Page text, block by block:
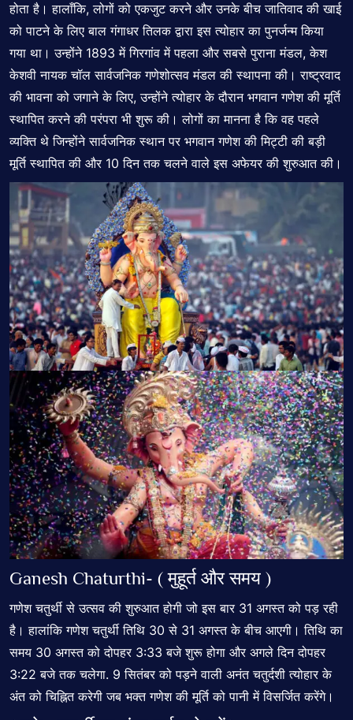
होता है। हालाँकि, लोगों को एकजुट करने और उनके बीच जातिवाद की खाई
को पाटने के लिए बाल गंगाधर तिलक द्वारा इस त्योहार का पुनर्जन्म किया
गया था। उन्होंने 1893 में गिरगांव में पहला और सबसे पुराना मंडल, केश
केशवी नायक चॉल सार्वजनिक गणेशोत्सव मंडल की स्थापना की। राष्ट्रवाद
की भावना को जगाने के लिए, उन्होंने त्योहार के दौरान भगवान गणेश की मूर्ति
स्थापित करने की परंपरा भी शुरू की। लोगों का मानना है कि वह पहले
व्यक्ति थे जिन्होंने सार्वजनिक स्थान पर भगवान गणेश की मिट्टी की बड़ी
मूर्ति स्थापित की और 10 दिन तक चलने वाले इस अफेयर की शुरुआत की।
Ganesh Chaturthi- ( मुहूर्त और समय )
गणेश चतुर्थी से उत्सव की शुरुआत होगी जो इस बार 31 अगस्त को पड़ रही
है। हालांकि गणेश चतुर्थी तिथि 30 से 31 अगस्त के बीच आएगी। तिथि का
समय 30 अगस्त को दोपहर 3:33 बजे शुरू होगा और अगले दिन दोपहर
3:22 बजे तक चलेगा. 9 सितंबर को पड़ने वाली अनंत चतुर्दशी त्योहार के
अंत को चिह्नित करेगी जब भक्त गणेश की मूर्ति को पानी में विसर्जित करेंगे।